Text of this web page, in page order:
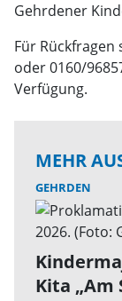
Gehrdener
Für Rückfragen
oder 0160/
Verfügung.
MEHR
GEHRDEN
Kita „Am